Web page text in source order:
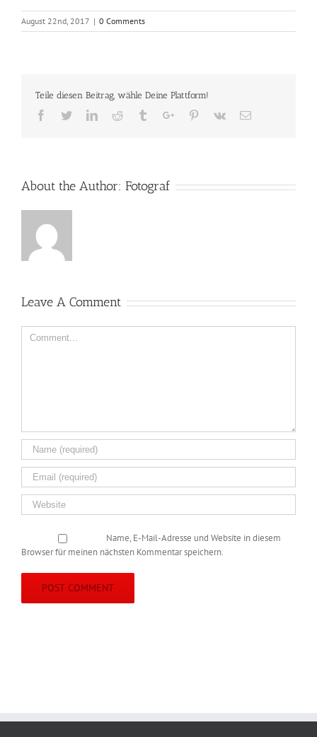
August 22nd, 2017 | 0 Comments
Teile diesen Beitrag, wähle Deine Plattform!
Facebook
TwitterLinkedinReddit TumblrGoogle+Pinterest
Vk Email
About the Author: Fotograf
Leave A Comment
Comment
Name, E-Mail-Adresse und Website in diesem
Browser für meinen nächsten Kommentar speichern.